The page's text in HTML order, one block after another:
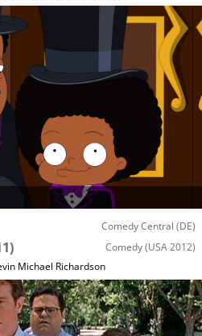
Comedy Central (DE)
Comedy(USA 2012)
Michael Richardson